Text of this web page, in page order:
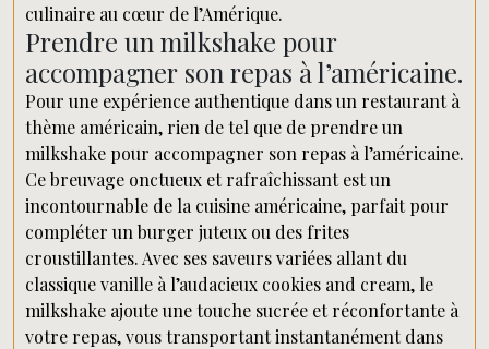
culinaire au cœur de l’Amérique.
Prendre un milkshake pour
accompagner son repas à l’américaine.
Pour une expérience authentique dans un restaurant à
thème américain, rien de tel que de prendre un
milkshake pour accompagner son repas à l’américaine.
Ce breuvage onctueux et rafraîchissant est un
incontournable de la cuisine américaine, parfait pour
compléter un burger juteux ou des frites
croustillantes. Avec ses saveurs variées allant du
classique vanille à l’audacieux cookies and cream, le
milkshake ajoute une touche sucrée et réconfortante à
votre repas, vous transportant instantanément dans